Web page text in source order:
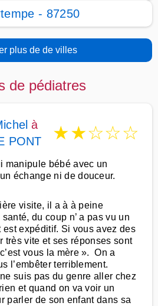
- 87250
plus de de villes
de pédiatres
à
PONT
★★☆☆☆
manipule bébé avec un
échange ni de douceur.
visite, il a à à peine
du coup n’ a pas vu un
est expéditif. Si vous avez des
très vite et ses réponses sont
vous la mère ». On a
l’embêter terriblement.
suis pas du genre aller chez
et quand on va voir un
parler de son enfant dans sa